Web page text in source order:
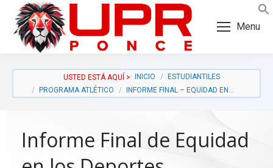
Skip
Content
Skip
navigation
Menu
INICIO
ESTUDIANTILES
PROGRAMA ATLÉTICO
INFORME FINAL – EQUIDAD EN…
Informe Final de Equidad